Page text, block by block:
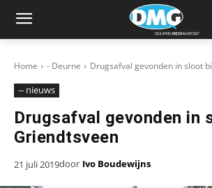
Home - Deurne Drugsafval gevonden in sloot
-- nieuws
Drugsafval gevonden in
Griendtsveen
21 juli 2019door Ivo Boudewijns